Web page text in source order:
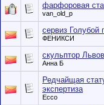
фарфоровая
van_old_p
сервиз Голубой
ФЕНИКСИ
скульптор
Анна Б
Редчайщая
экспертиза
Ecco